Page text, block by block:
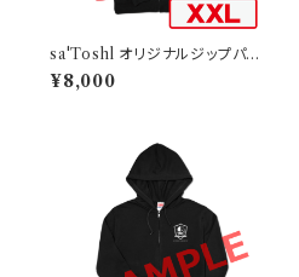
sa'Toshl オリジナルジップパー
カー TYPE-A-XXL
¥8,000